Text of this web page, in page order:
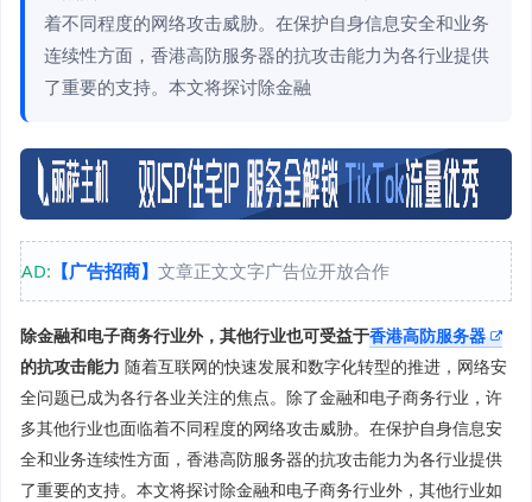
着不同程度的网络攻击威胁。在保护自身信息安全和业务
连续性方面，香港高防服务器的抗攻击能力为各行业提供
了重要的支持。本文将探讨除金融
AD: 【广告招商】 文章正文文字广告位开放合作
除金融和电子商务行业外，其他行业也可受益于香港高防服务器
的抗攻击能力 随着互联网的快速发展和数字化转型的推进，网络安
全问题已成为各行各业关注的焦点。除了金融和电子商务行业，许
多其他行业也面临着不同程度的网络攻击威胁。在保护自身信息安
全和业务连续性方面，香港高防服务器的抗攻击能力为各行业提供
了重要的支持。本文将探讨除金融和电子商务行业外，其他行业如